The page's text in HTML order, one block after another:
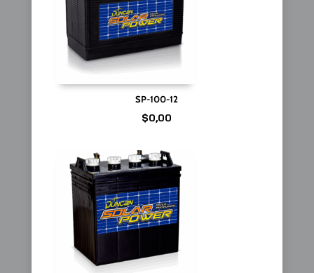
SP-100-12
$0,00